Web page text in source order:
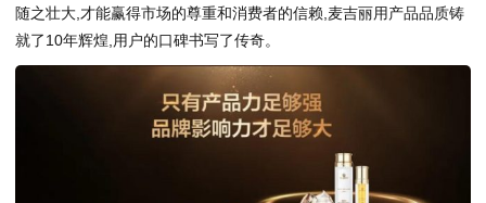
随之壮大,才能赢得市场的尊重和消费者的信赖,麦吉丽用产品品质铸
就了10年辉煌,用户的口碑书写了传奇。